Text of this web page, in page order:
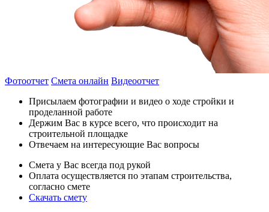
Фотоотчет Смета онлайн Видеоотчет
Присылаем фотографии и видео о ходе стройки и
проделанной работе
Держим Вас в курсе всего, что происходит на
строительной площадке
Отвечаем на интересующие Вас вопросы
Смета у Вас всегда под рукой
Оплата осуществляется по этапам строительства,
согласно смете
Скачать смету